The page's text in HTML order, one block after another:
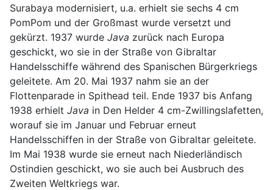
Surabaya modernisiert, u.a. erhielt sie sechs 4 cm
PomPom und der Großmast wurde versetzt und
gekürzt. 1937 wurde Java zurück nach Europa
geschickt, wo sie in der Straße von Gibraltar
Handelsschiffe während des Spanischen Bürgerkriegs
geleitete. Am 20. Mai 1937 nahm sie an der
Flottenparade in Spithead teil. Ende 1937 bis Anfang
1938 erhielt Java in Den Helder 4 cm-Zwillingslafetten,
worauf sie im Januar und Februar erneut
Handelsschiffen in der Straße von Gibraltar geleitete.
Im Mai 1938 wurde sie erneut nach Niederländisch
Ostindien geschickt, wo sie auch bei Ausbruch des
Zweiten Weltkriegs war.